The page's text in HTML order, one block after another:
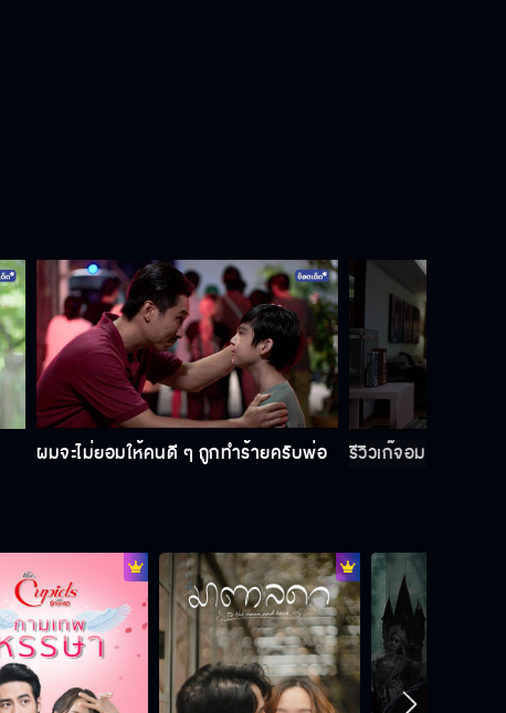
ปากจัดผมไม่ถนัด ถ้าปากหมาว่าไป
อย่าง
งานนี้ขายฝีมือ ไม่ได้ขายหน้าตา
ใครอนุญาตให้มึงมาเปิดบ่อนในถิ่นกู
ถ้ายังจะทำ เราเจอกันแน่
ผมจะไม่ยอมให้คนดี ๆ ถูกทำร้ายครับพ่อ รีวิวเก๊จอมแหกตา อ